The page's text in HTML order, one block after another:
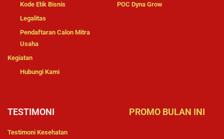
Kode Etik Bisnis
Legalitas
Pendaftaran Calon Mitra
Usaha
Kegiatan
Hubungi Kami
POC Dyna Grow
TESTIMONI
Testimoni Kesehatan
PROMO BULAN INI